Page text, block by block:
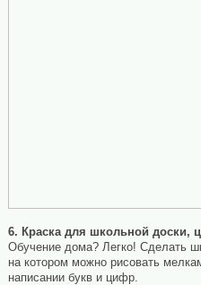
6. Краска для школьной доски,
Обучение дома? Легко! Сделать
на котором можно рисовать
написании букв и цифр.